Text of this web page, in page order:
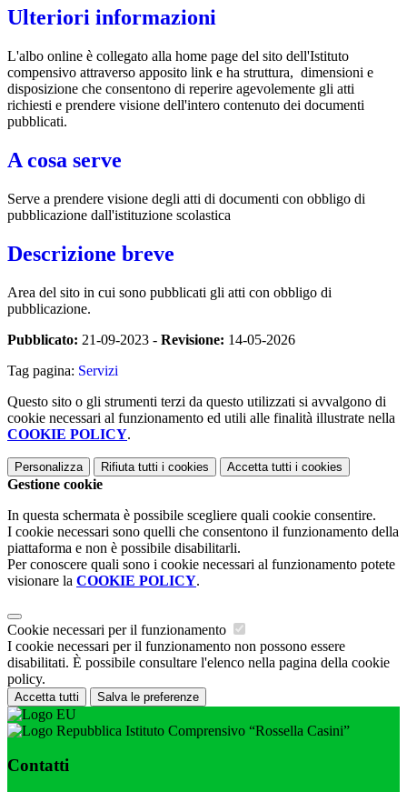
Ulteriori informazioni
L'albo online è collegato alla home page del sito dell'Istituto
compensivo attraverso apposito link e ha struttura, dimensioni e
disposizione che consentono di reperire agevolemente gli atti
richiesti e prendere visione dell'intero contenuto dei documenti
pubblicati.
A cosa serve
Serve a prendere visione degli atti di documenti con obbligo di
pubblicazione dall'istituzione scolastica
Descrizione breve
Area del sito in cui sono pubblicati gli atti con obbligo di
pubblicazione.
Pubblicato: 21-09-2023 - Revisione: 14-05-2026
Tag pagina: Servizi
Questo sito o gli strumenti terzi da questo utilizzati si avvalgono di
cookie necessari al funzionamento ed utili alle finalità illustrate nella
COOKIE POLICY.
Personalizza Rifiuta tutti i cookies Accetta tutti i cookies
Gestione cookie
In questa schermata è possibile scegliere quali cookie consentire.
I cookie necessari sono quelli che consentono il funzionamento della
piattaforma e non è possibile disabilitarli.
Per conoscere quali sono i cookie necessari al funzionamento potete
visionare la COOKIE POLICY.
Cookie necessari per il funzionamento
I cookie necessari per il funzionamento non possono essere
disabilitati. È possibile consultare l'elenco nella pagina della cookie
policy.
Accetta tutti Salva le preferenze
Istituto Comprensivo “Rossella Casini”
Contatti